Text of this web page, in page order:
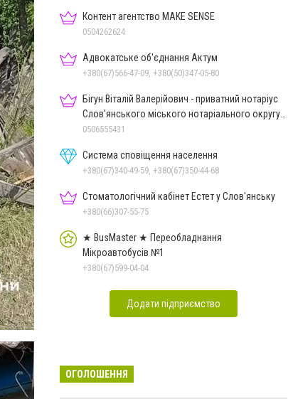
Контент агентство MAKE SENSE
0504262624
Адвокатське об'єднання Актум
+380(67)566-47-09, +380(50)347-05-80
Бігун Віталій Валерійович - приватний нотаріус
Слов'янського міського нотаріального округу
Дон.обл.
0506555431
Система сповіщення населення
+380(67)340-49-59, +380(67)350-44-68
Стоматологічний кабінет Естет у Слов'янську
+380(66)307-55-75
★ BusMaster ★ Переобладнання
Мікроавтобусів №1
+380(67)599-04-04
Додати підприємство
ОГОЛОШЕННЯ